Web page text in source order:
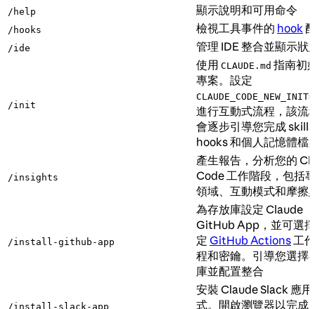
/help 顯示說明和可用命令
/hooks 檢視工具事件的 hook
/ide 管理 IDE 整合並顯示狀
/init
使用 CLAUDE.md 指南初
專案。設定
進行互動式流程，該流
會逐步引導您完成
hooks 和個人記憶體檔
/insights
產生報告，分析您的
Code 工作階段，包括
領域、互動模式和摩擦
/install-github-app
為存放庫設定 Claude
GitHub App，並可選
定 GitHub Actions工
程和密鑰。引導您選擇
庫並配置整合
/install-slack-app
安裝 Claude Slack 應
式。開啟瀏覽器以完成